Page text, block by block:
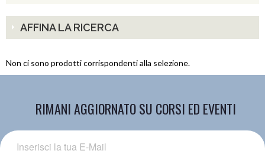
AFFINA LA RICERCA
Non ci sono prodotti corrispondenti alla selezione.
RIMANI AGGIORNATO SU CORSI ED EVENTI